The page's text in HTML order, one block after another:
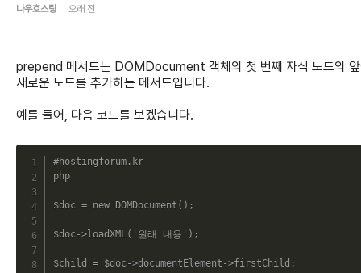
나우호스팅 오래 전
prepend 메서드는 DOMDocument 객체의 첫 번째 자식 노드의
새로운 노드를 추가하는 메서드입니다.
예를 들어, 다음 코드를 보겠습니다.
#hostingforum.kr
php
$doc = new DOMDocument ( ) ;
$doc->loadXML( '원래 내용' ) ;
$child = $doc->documentElement ->firstChild ;